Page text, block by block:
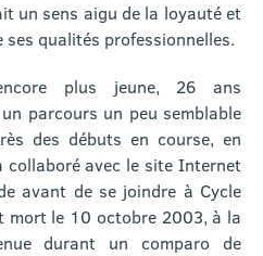
un sens aigu de la loyauté et
qualités professionnelles.
plus jeune, 26 ans
parcours un peu semblable
des débuts en course, en
collaboré avec le site Internet
avant de se joindre à Cycle
mort le 10 octobre 2003, à la
durant un comparo de